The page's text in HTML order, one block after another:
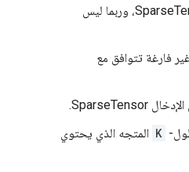
القيم غير الفارغة في SparseTensor، وربما ليس
فارغة تتوافق مع
K المتجه الذي يحتوي